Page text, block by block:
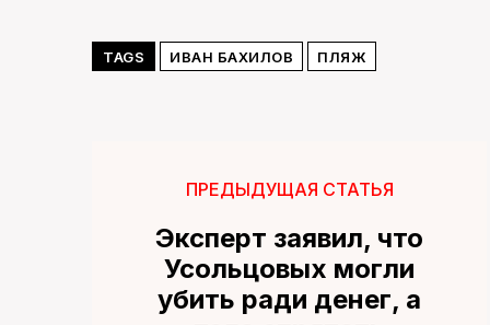
TAGS ИВАН БАХИЛОВ ПЛЯЖ
ПРЕДЫДУЩАЯ СТАТЬЯ
Эксперт заявил, что
Усольцовых могли
убить ради денег, а